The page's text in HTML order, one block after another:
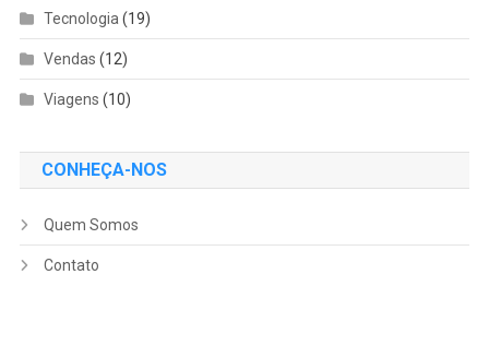
Tecnologia (19)
Vendas (12)
Viagens (10)
CONHEÇA-NOS
Quem Somos
Contato